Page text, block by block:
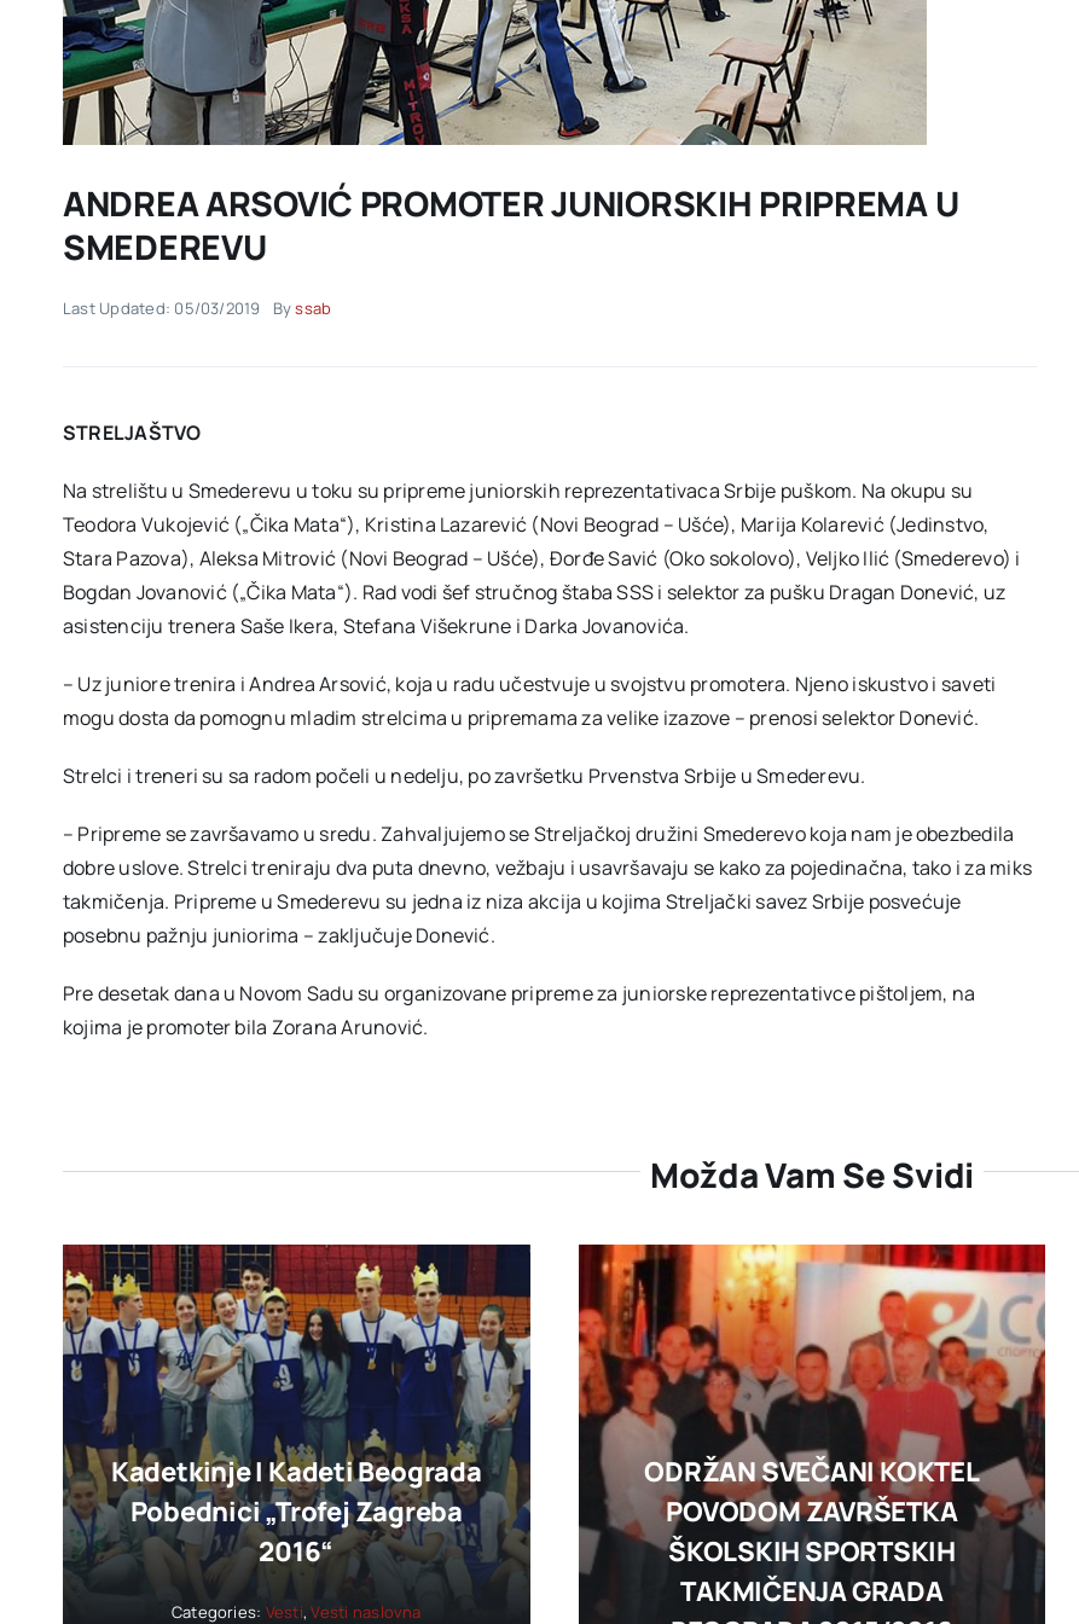
ANDREA ARSOVIĆ PROMOTER JUNIORSKIH PRIPREMA U
SMEDEREVU
Last Updated: 05/03/2019 Byssab
STRELJAŠTVO
Na strelištu u Smederevu u toku su pripreme juniorskih reprezentativaca Srbije puškom. Na okupu su
Teodora Vukojević („Čika Mata“), Kristina Lazarević (Novi Beograd – Ušće), Marija Kolarević (Jedinstvo,
Stara Pazova), Aleksa Mitrović (Novi Beograd – Ušće), Đorđe Savić (Oko sokolovo), Veljko Ilić (Smederevo) i
Bogdan Jovanović („Čika Mata“). Rad vodi šef stručnog štaba SSS i selektor za pušku Dragan Donević, uz
asistenciju trenera Saše Ikera, Stefana Višekrune i Darka Jovanovića.
– Uz juniore trenira i Andrea Arsović, koja u radu učestvuje u svojstvu promotera. Njeno iskustvo i saveti
mogu dosta da pomognu mladim strelcima u pripremama za velike izazove – prenosi selektor Donević.
Strelci i treneri su sa radom počeli u nedelju, po završetku Prvenstva Srbije u Smederevu.
– Pripreme se završavamo u sredu. Zahvaljujemo se Streljačkoj družini Smederevo koja nam je obezbedila
dobre uslove. Strelci treniraju dva puta dnevno, vežbaju i usavršavaju se kako za pojedinačna, tako i za miks
takmičenja. Pripreme u Smederevu su jedna iz niza akcija u kojima Streljački savez Srbije posvećuje
posebnu pažnju juniorima – zaključuje Donević.
Pre desetak dana u Novom Sadu su organizovane pripreme za juniorske reprezentativce pištoljem, na
kojima je promoter bila Zorana Arunović.
Možda Vam Se Svidi
Kadetkinje I Kadeti Beograda
Pobednici „trofej Zagreba
2016“
Categories: Vesti,Vesti naslovna
ODRŽAN SVEČANI KOKTEL
POVODOM ZAVRŠETKA
ŠKOLSKIH SPORTSKIH
TAKMIČENJA GRADA